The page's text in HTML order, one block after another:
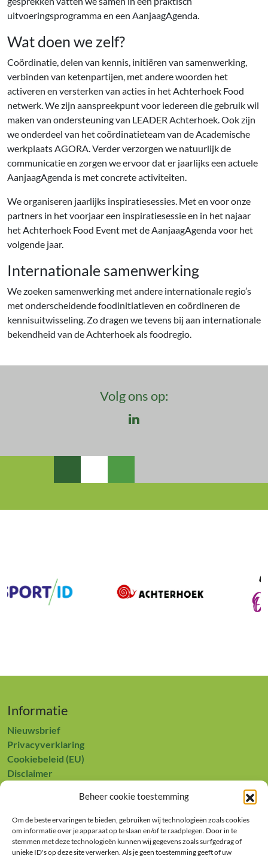
Beheer cookie toestemming
Om de beste ervaringen te bieden, gebruiken wij technologieën zoals cookies
om informatie over je apparaat op te slaan en/of te raadplegen. Door in te
stemmen met deze technologieën kunnen wij gegevens zoals surfgedrag of
unieke ID's op deze site verwerken. Als je geen toestemming geeft of uw
uitvoeringsprogramma en een AanjaagAgenda.
Wat doen we zelf?
Coördinatie, delen van kennis, initiëren van samenwerking,
verbinden van ketenpartijen, met andere woorden het
activeren en versterken van acties in het Achterhoek Food
netwerk. We zijn aanspreekpunt voor iedereen die gebruik wil
maken van ondersteuning van LEADER Achterhoek. Ook zijn
we onderdeel van het coördinatieteam van de Academische
werkplaats AGORA. Verder verzorgen we natuurlijk de
communicatie en zorgen we ervoor dat er jaarlijks een actuele
AanjaagAgenda is met concrete activiteiten.
We organiseren jaarlijks inspiratiesessies. Met en voor onze
partners in het voorjaar een inspiratiesessie en in het najaar
het Achterhoek Food Event met de AanjaagAgenda voor het
volgende jaar.
Internationale samenwerking
We zoeken samenwerking met andere internationale regio’s
met onderscheidende foodinitiatieven en coördineren de
kennisuitwisseling. Zo dragen we tevens bij aan internationale
bekendheid van de Achterhoek als foodregio.
Volg ons op:

Informatie
Nieuwsbrief
Privacyverklaring
Cookiebeleid (EU)
Disclaimer
Europa investeert in zijn platteland